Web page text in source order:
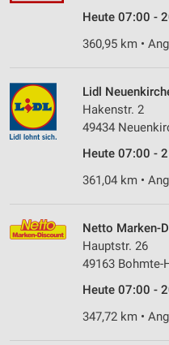
Heute 07:00 -
360,95 km •
Lidl
Hakenstr. 2
49434
Heute 07:00 -
361,04 km •
Netto Marken-
Hauptstr. 26
49163 Bohmte-
Heute 07:00 -
347,72 km •